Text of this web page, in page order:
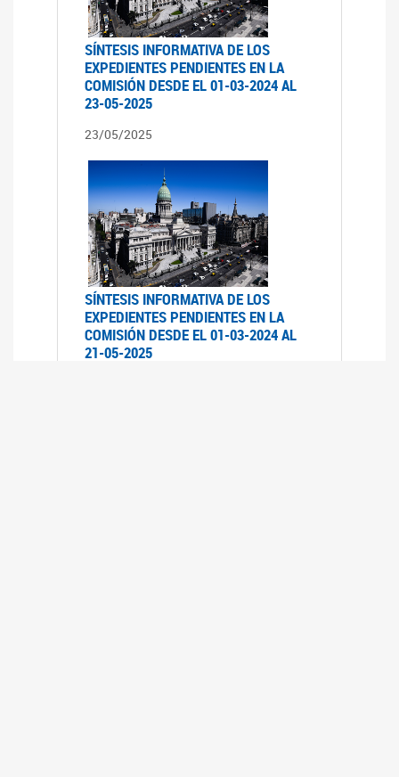
SÍNTESIS INFORMATIVA DE LOS
EXPEDIENTES PENDIENTES EN LA
COMISIÓN DESDE EL 01-03-2024 AL
23-05-2025
23/05/2025
SÍNTESIS INFORMATIVA DE LOS
EXPEDIENTES PENDIENTES EN LA
COMISIÓN DESDE EL 01-03-2024 AL
21-05-2025